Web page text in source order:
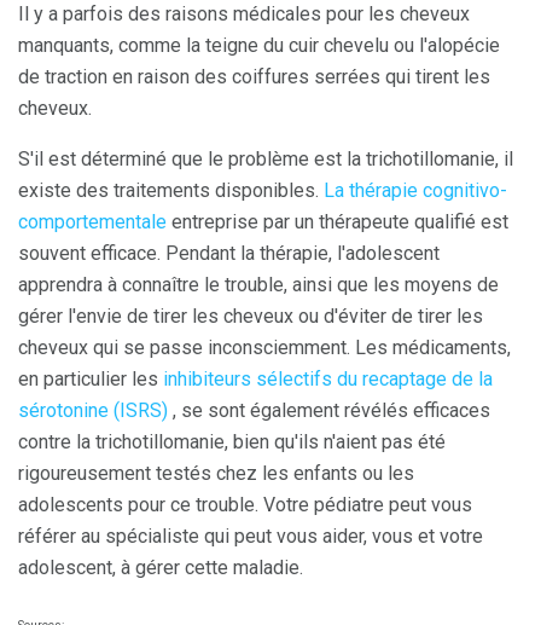
Il y a parfois des raisons médicales pour les cheveux
manquants, comme la teigne du cuir chevelu ou l'alopécie
de traction en raison des coiffures serrées qui tirent les
cheveux.
S'il est déterminé que le problème est la trichotillomanie, il
existe des traitements disponibles. La thérapie cognitivo-
comportementale entreprise par un thérapeute qualifié est
souvent efficace. Pendant la thérapie, l'adolescent
apprendra à connaître le trouble, ainsi que les moyens de
gérer l'envie de tirer les cheveux ou d'éviter de tirer les
cheveux qui se passe inconsciemment. Les médicaments,
en particulier les inhibiteurs sélectifs du recaptage de la
sérotonine (ISRS) , se sont également révélés efficaces
contre la trichotillomanie, bien qu'ils n'aient pas été
rigoureusement testés chez les enfants ou les
adolescents pour ce trouble. Votre pédiatre peut vous
référer au spécialiste qui peut vous aider, vous et votre
adolescent, à gérer cette maladie.